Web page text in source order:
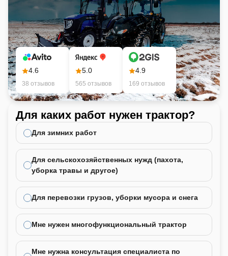
4.6
38 отзывов
5.0
565 отзывов
4.9
169 отзывов
Для каких работ нужен трактор?
Для зимних работ
Для сельскохозяйственных нужд (пахота,
уборка травы и другое)
Для перевозки грузов, уборки мусора и снега
Мне нужен многофункциональный трактор
Мне нужна консультация специалиста по